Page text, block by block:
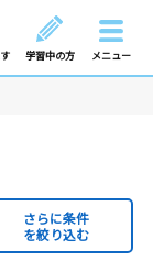
学習中の方 メニュー
さらに条件
を絞り込む